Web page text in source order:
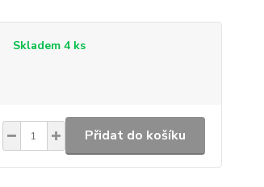
Skladem 4 ks
Přidat do košíku